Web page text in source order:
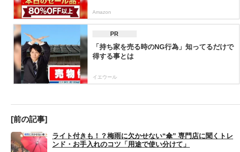
Amazon
PR
「持ち家を売る時のNG行為」知ってるだけで
得する事とは
イエウール
[前の記事]
ライト付きも！？梅雨に欠かせない“傘” 専門店に聞くトレ
ンド・お手入れのコツ「用途で使い分けて」